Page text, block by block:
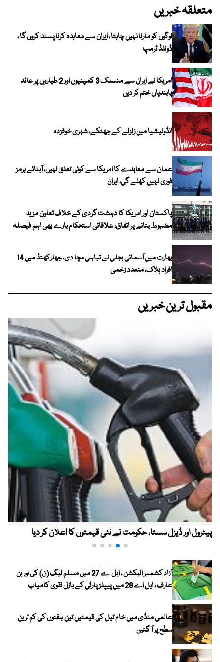
متعلقہ خبریں
لوگوں کو مارنا نہیں چاہتا ، ایران سے معاہدہ کرنا پسند کروں گا ،
ڈونلڈ ٹرمپ
امریکا نے ایران سے منسلک 3 کمپنیوں اور 2 طیاروں پر عائد
پابندیاں ختم کر دیں
انڈونیشیا میں زلزلے کے جھٹکے، شہری خوفزدہ
عمان سے معاہدے کا امریکا سے کوئی تعلق نہیں، آبنائے ہرمز
فوری نہیں کھلے گی، ایران
پاکستان اور امریکا کا دہشت گردی کے خلاف تعاون مزید
مضبوط بنانے پر اتفاق، علاقائی استحکام بارے بھی اہم فیصلہ
بھارت میں آسمانی بجلی نے تباہی مچا دی، جھارکھنڈ میں 14
افراد ہلاک، متعدد زخمی
مقبول ترین خبریں
پیٹرول اور ڈیزل سستا، حکومت نے نئی قیمتوں کا اعلان کر دیا
آزاد کشمیر الیکشن ، ایل اے 27 میں مسلم لیگ (ن) کی نورین
عارف ، ایل اے 28 میں پیپلز پارٹی کے بازل نقوی کامیاب
عالمی منڈی میں خام تیل کی قیمتیں تین ہفتوں کی کم ترین
سطح پر آ گئیں